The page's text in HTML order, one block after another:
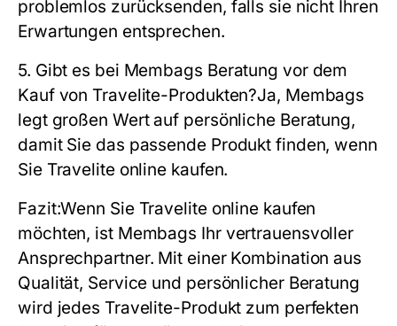
problemlos zurücksenden, falls sie nicht Ihren
Erwartungen entsprechen.
5. Gibt es bei Membags Beratung vor dem
Kauf von Travelite-Produkten?Ja, Membags
legt großen Wert auf persönliche Beratung,
damit Sie das passende Produkt finden, wenn
Sie Travelite online kaufen.
Fazit:Wenn Sie Travelite online kaufen
möchten, ist Membags Ihr vertrauensvoller
Ansprechpartner. Mit einer Kombination aus
Qualität, Service und persönlicher Beratung
wird jedes Travelite-Produkt zum perfekten